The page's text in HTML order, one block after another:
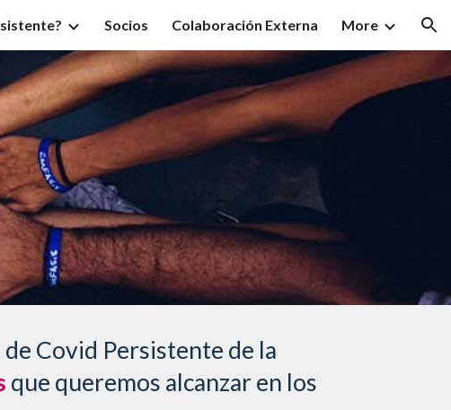
Socios Colaboración Externa More
Covid Persistente de la
que queremos alcanzar en los